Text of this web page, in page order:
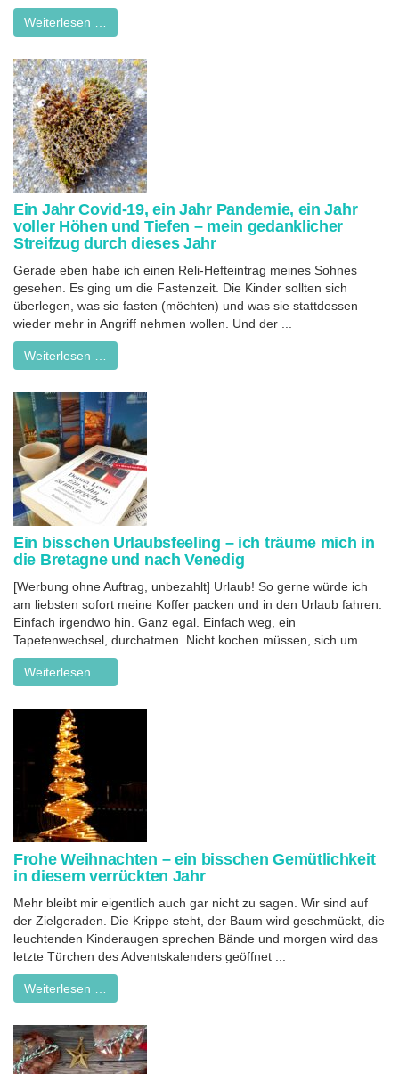
Weiterlesen …
Ein Jahr Covid-19, ein Jahr Pandemie, ein Jahr
voller Höhen und Tiefen – mein gedanklicher
Streifzug durch dieses Jahr
Gerade eben habe ich einen Reli-Hefteintrag meines Sohnes
gesehen. Es ging um die Fastenzeit. Die Kinder sollten sich
überlegen, was sie fasten (möchten) und was sie stattdessen
wieder mehr in Angriff nehmen wollen. Und der ...
Weiterlesen …
Ein bisschen Urlaubsfeeling – ich träume mich in
die Bretagne und nach Venedig
[Werbung ohne Auftrag, unbezahlt] Urlaub! So gerne würde ich
am liebsten sofort meine Koffer packen und in den Urlaub fahren.
Einfach irgendwo hin. Ganz egal. Einfach weg, ein
Tapetenwechsel, durchatmen. Nicht kochen müssen, sich um ...
Weiterlesen …
Frohe Weihnachten – ein bisschen Gemütlichkeit
in diesem verrückten Jahr
Mehr bleibt mir eigentlich auch gar nicht zu sagen. Wir sind auf
der Zielgeraden. Die Krippe steht, der Baum wird geschmückt, die
leuchtenden Kinderaugen sprechen Bände und morgen wird das
letzte Türchen des Adventskalenders geöffnet ...
Weiterlesen …